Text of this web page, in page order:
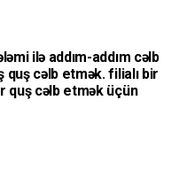
ilə addım-addım cəlb
quş cəlb etmək. filialı bir
quş cəlb etmək üçün